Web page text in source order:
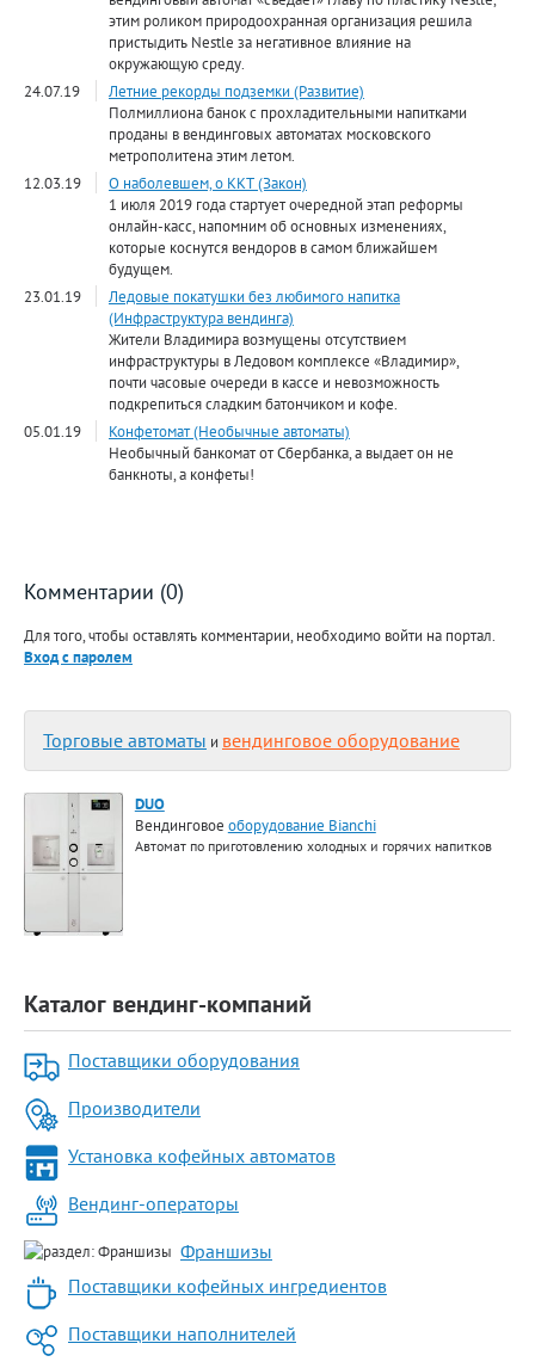
этим роликом природоохранная организация решила
пристыдить Nestle за негативное влияние на
окружающую среду.
24.07.19
Летние рекорды подземки (Развитие)
Полмиллиона банок с прохладительными напитками
проданы в вендинговых автоматах московского
метрополитена этим летом.
12.03.19
О наболевшем, о ККТ (Закон)
1 июля 2019 года стартует очередной этап реформы
онлайн-касс, напомним об основных изменениях,
которые коснутся вендоров в самом ближайшем
будущем.
23.01.19
Ледовые покатушки без любимого напитка
(Инфраструктура вендинга)
Жители Владимира возмущены отсутствием
инфраструктуры в Ледовом комплексе «Владимир»,
почти часовые очереди в кассе и невозможность
подкрепиться сладким батончиком и кофе.
05.01.19
Конфетомат (Необычные автоматы)
Необычный банкомат от Сбербанка, а выдает он не
банкноты, а конфеты!
Комментарии (0)
Для того, чтобы оставлять комментарии, необходимо войти на портал.
Вход с паролем
Торговые автоматы и вендинговое оборудование
DUO
Вендинговое оборудование Bianchi
Автомат по приготовлению холодных и горячих напитков
Каталог вендинг-компаний
Поставщики оборудования
Производители
Установка кофейных автоматов
Вендинг-операторы
Франшизы
Поставщики кофейных ингредиентов
Поставщики наполнителей